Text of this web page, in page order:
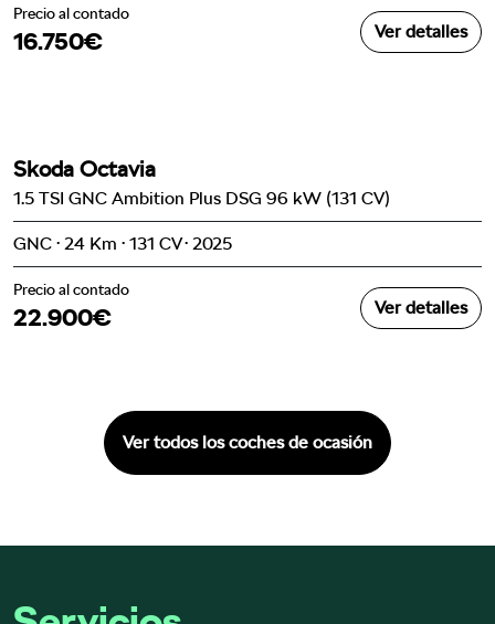
Precio al contado
16.750€ Ver detalles
Skoda Octavia
1.5 TSI GNC Ambition Plus DSG 96 kW (131 CV)
GNC · 24 Km · 131 CV · 2025
Precio al contado
22.900€ Ver detalles
Ver todos los coches de ocasión